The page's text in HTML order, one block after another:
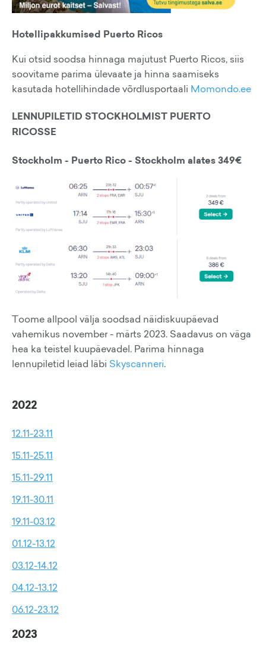
Hotellipakkumised Puerto Ricos
Kui otsid soodsa hinnaga majutust Puerto Ricos, siis
soovitame parima ülevaate ja hinna saamiseks
kasutada hotellihindade võrdlusportaali Momondo.ee
LENNUPILETID STOCKHOLMIST PUERTO
RICOSSE
Stockholm - Puerto Rico - Stockholm alates 349€
Toome allpool välja soodsad näidiskuupäevad
vahemikus november - märts 2023. Saadavus on väga
hea ka teistel kuupäevadel. Parima hinnaga
lennupiletid leiad läbi Skyscanneri.
2022
12.11-23.11
15.11-25.11
15.11-29.11
19.11-30.11
19.11-03.12
01.12-13.12
03.12-14.12
04.12-13.12
06.12-23.12
2023